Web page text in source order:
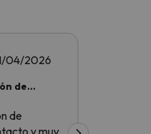
04/2026
de
de
y muy